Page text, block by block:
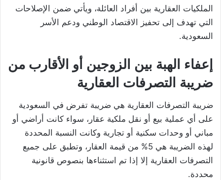
الملكيات العقارية بين أفراد العائلة، ويأتي ضمن الإصلاحات
التي تهدف إلى تحفيز الاقتصاد الوطني ودعم الأسر
السعودية.
إعفاء الهبة بين الزوجين أو الأقارب من
ضريبة التصرفات العقارية
ضريبة التصرفات العقارية هي ضريبة تفرض في السعودية
على أي عملية بيع أو نقل ملكية عقار، سواء كانت أراضي أو
مباني أو وحدات سكنية أو تجارية وكانت النسبة المحددة
لهذه الضريبة هي 5% من قيمة العقار، وتطبق على جميع
التصرفات العقارية إلا إذا تم استثناءها بنصوص قانونية
محددة.